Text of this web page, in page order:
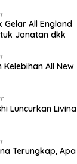
Gelar All England
Jonatan dkk
All New
Luncurkan Livina
Terungkap, Apa